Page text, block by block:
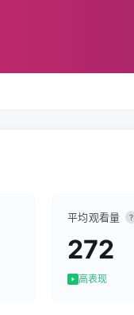
平均观看量 ?
272
高表现